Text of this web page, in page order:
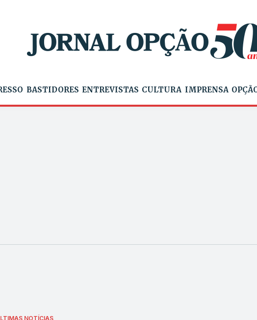
BASTIDORES ENTREVISTAS CULTURA IMPRENSA
NOTÍCIAS